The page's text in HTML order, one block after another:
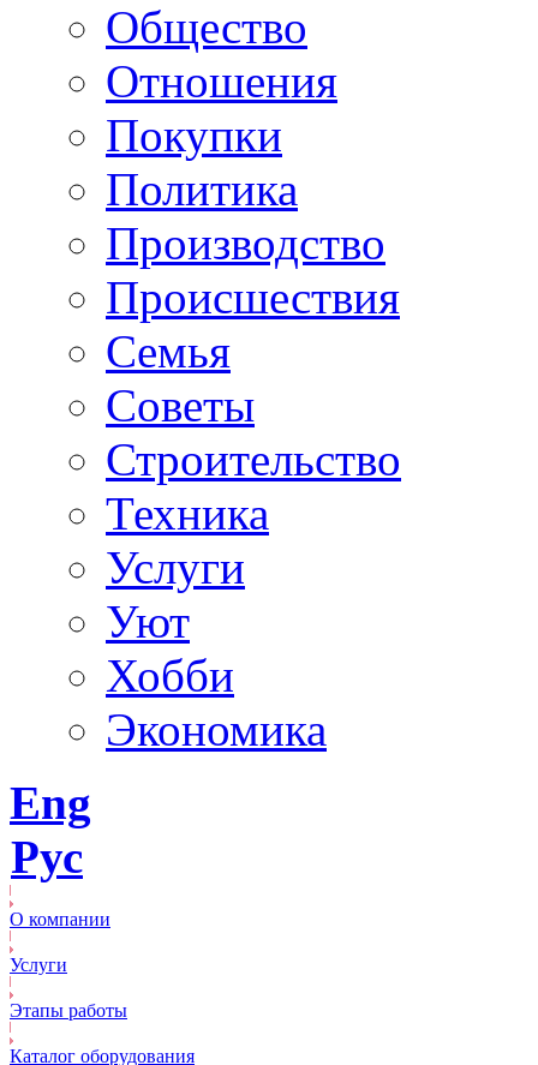
Общество
Отношения
Покупки
Политика
Производство
Происшествия
Семья
Советы
Строительство
Техника
Услуги
Уют
Хобби
Экономика
Eng
Рус
О компании
Услуги
Этапы работы
Каталог оборудования